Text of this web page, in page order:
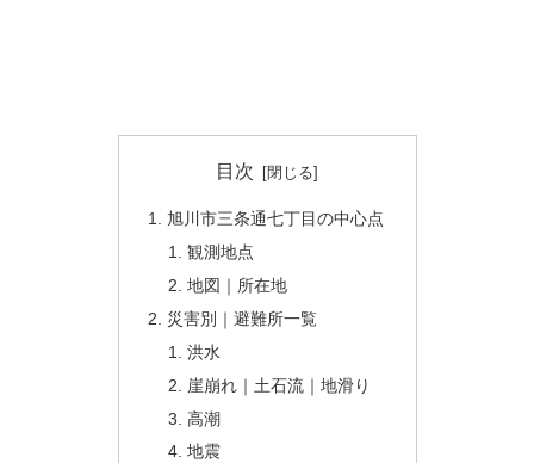
目次
旭川市三条通七丁目の中心点
観測地点
地図｜所在地
災害別｜避難所一覧
洪水
崖崩れ｜土石流｜地滑り
高潮
地震